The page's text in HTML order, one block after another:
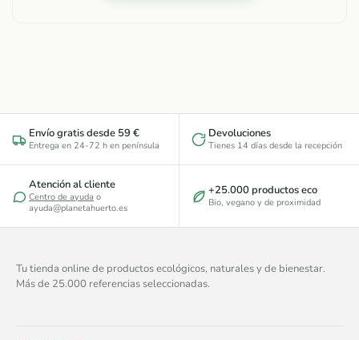
Envío gratis desde 59 €
Entrega en 24-72 h en península
Devoluciones
Tienes 14 días desde la recepción
Atención al cliente
Centro de ayuda o
ayuda@planetahuerto.es
+25.000 productos eco
Bio, vegano y de proximidad
Tu tienda online de productos ecológicos, naturales y de bienestar.
Más de 25.000 referencias seleccionadas.